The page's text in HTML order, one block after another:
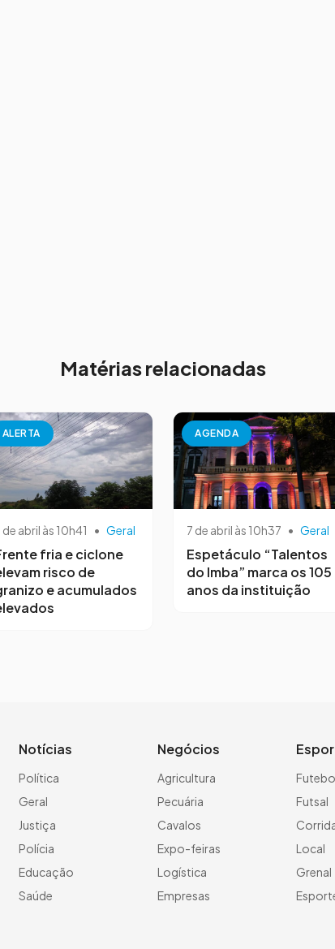
Matérias relacionadas
ALERTA
de abril às 10h41 • Geral
fria e ciclone
risco de
e acumulados
AGENDA
7 de abril às 10h37 • Geral
Espetáculo “Talentos
do Imba” marca os 105
anos da instituição
Notícias
Política
Geral
Justiça
Polícia
Educação
Saúde
Negócios
Agricultura
Pecuária
Cavalos
Expo-feiras
Logística
Empresas
Futsal
Local
Grenal